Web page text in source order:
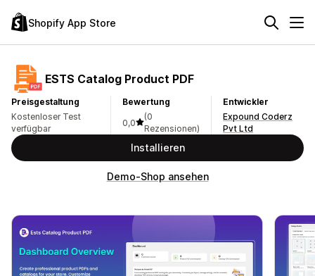
Shopify App Store
ESTS Catalog Product PDF
Preisgestaltung
Kostenloser Test
verfügbar
Bewertung
0,0
(0
Rezensionen)
Entwickler
Expound Coderz
Pvt Ltd
Installieren
Demo-Shop ansehen